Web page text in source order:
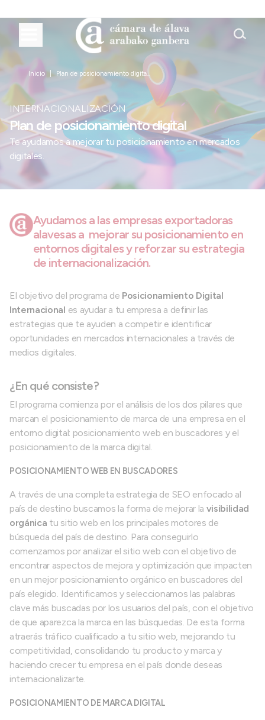
Inicio Plan de posicionamiento digita...
INTERNACIONALIZACIÓN
Plan de posicionamiento digital
Te ayudamos a mejorar tu posicionamiento en mercados
digitales.
Ayudamos a las empresas exportadoras
alavesas a mejorar su posicionamiento en
entornos digitales y reforzar su estrategia
de internacionalización.
El objetivo del programa de Posicionamiento Digital
Internacional es ayudar a tu empresa a definir las
estrategias que te ayuden a competir e identificar
oportunidades en mercados internacionales a través de
medios digitales.
¿En qué consiste?
El programa comienza por el análisis de los dos pilares que
marcan el posicionamiento de marca de una empresa en el
entorno digital: posicionamiento web en buscadores y el
posicionamiento de la marca digital.
POSICIONAMIENTO WEB EN BUSCADORES
A través de una completa estrategia de SEO enfocado al
país de destino buscamos la forma de mejorar la visibilidad
orgánica tu sitio web en los principales motores de
búsqueda del país de destino. Para conseguirlo
comenzamos por analizar el sitio web con el objetivo de
encontrar aspectos de mejora y optimización que impacten
en un mejor posicionamiento orgánico en buscadores del
país elegido. Identificamos y seleccionamos las palabras
clave más buscadas por los usuarios del país, con el objetivo
de que aparezca la marca en las búsquedas. De esta forma
atraerás tráfico cualificado a tu sitio web, mejorando tu
competitividad, consolidando tu producto y marca y
haciendo crecer tu empresa en el país donde deseas
internacionalizarte.
POSICIONAMIENTO DE MARCA DIGITAL